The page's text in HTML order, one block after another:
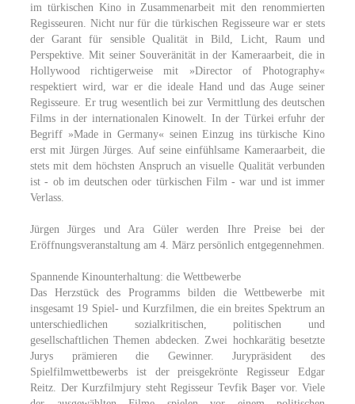
im türkischen Kino in Zusammenarbeit mit den renommierten
Regisseuren. Nicht nur für die türkischen Regisseure war er stets
der Garant für sensible Qualität in Bild, Licht, Raum und
Perspektive. Mit seiner Souveränität in der Kameraarbeit, die in
Hollywood richtigerweise mit »Director of Photography«
respektiert wird, war er die ideale Hand und das Auge seiner
Regisseure. Er trug wesentlich bei zur Vermittlung des deutschen
Films in der internationalen Kinowelt. In der Türkei erfuhr der
Begriff »Made in Germany« seinen Einzug ins türkische Kino
erst mit Jürgen Jürges. Auf seine einfühlsame Kameraarbeit, die
stets mit dem höchsten Anspruch an visuelle Qualität verbunden
ist - ob im deutschen oder türkischen Film - war und ist immer
Verlass.
Jürgen Jürges und Ara Güler werden Ihre Preise bei der
Eröffnungsveranstaltung am 4. März persönlich entgegennehmen.
Spannende Kinounterhaltung: die Wettbewerbe
Das Herzstück des Programms bilden die Wettbewerbe mit
insgesamt 19 Spiel- und Kurzfilmen, die ein breites Spektrum an
unterschiedlichen sozialkritischen, politischen und
gesellschaftlichen Themen abdecken. Zwei hochkarätig besetzte
Jurys prämieren die Gewinner. Jurypräsident des
Spielfilmwettbewerbs ist der preisgekrönte Regisseur Edgar
Reitz. Der Kurzfilmjury steht Regisseur Tevfik Başer vor. Viele